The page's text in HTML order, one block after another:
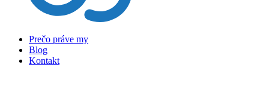
Prečo práve my
Blog
Kontakt